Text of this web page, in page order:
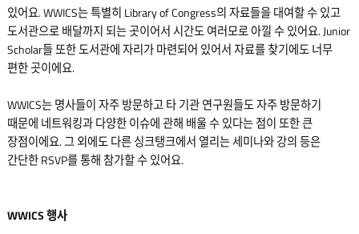
있어요. WWICS는 특별히 Library of Congress의 자료들을 대여할 수 있고
도서관으로 배달까지 되는 곳이어서 시간도 여러모로 아낄 수 있어요. Junior
Scholar들 또한 도서관에 자리가 마련되어 있어서 자료를 찾기에도 너무
편한 곳이에요.
WWICS는 명사들이 자주 방문하고 타 기관 연구원들도 자주 방문하기
때문에 네트워킹과 다양한 이슈에 관해 배울 수 있다는 점이 또한 큰
장점이에요. 그 외에도 다른 싱크탱크에서 열리는 세미나와 강의 등은
간단한 RSVP를 통해 참가할 수 있어요.
WWICS 행사